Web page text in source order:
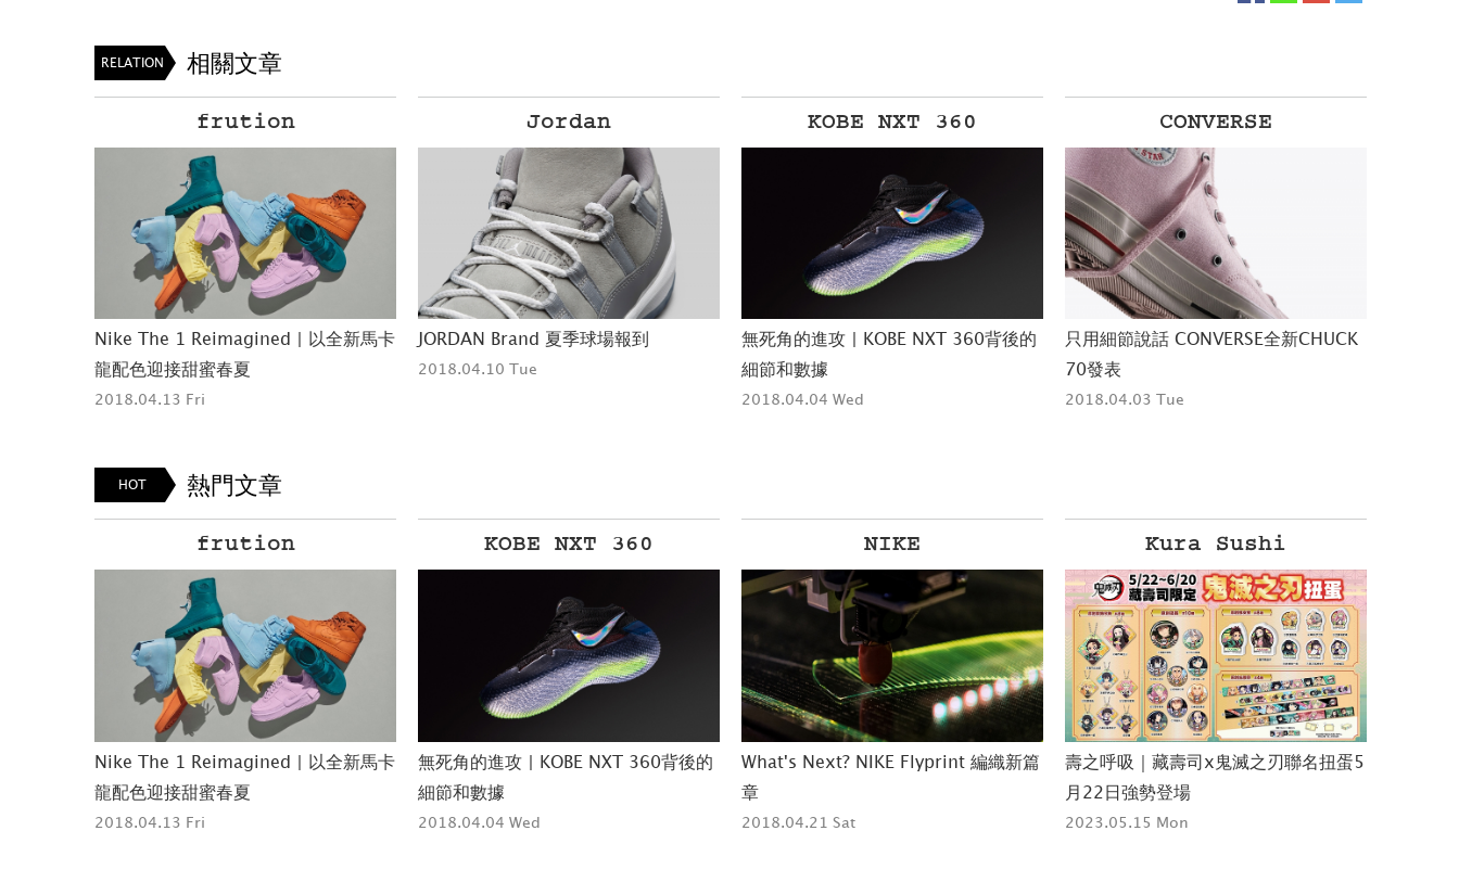
RELATION 相關文章
frution
Nike The 1 Reimagined | 以全新馬卡
龍配色迎接甜蜜春夏
2018.04.13 Fri
Jordan
JORDAN Brand 夏季球場報到
2018.04.10 Tue
KOBE NXT 360
無死角的進攻 | KOBE NXT 360背後的
細節和數據
2018.04.04 Wed
CONVERSE
只用細節說話 CONVERSE全新CHUCK
70發表
2018.04.03 Tue
HOT 熱門文章
frution
Nike The 1 Reimagined | 以全新馬卡
龍配色迎接甜蜜春夏
2018.04.13 Fri
KOBE NXT 360
無死角的進攻 | KOBE NXT 360背後的
細節和數據
2018.04.04 Wed
NIKE
What's Next? NIKE Flyprint 編織新篇
章
2018.04.21 Sat
Kura Sushi
壽之呼吸｜藏壽司x鬼滅之刃聯名扭蛋5
月22日強勢登場
2023.05.15 Mon